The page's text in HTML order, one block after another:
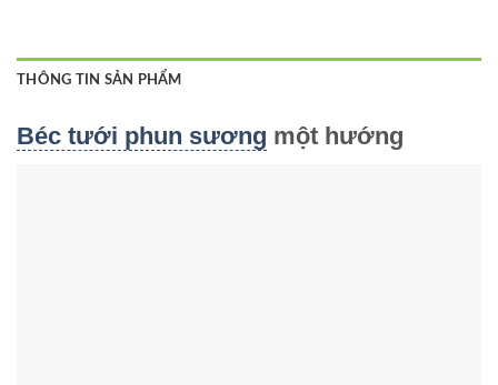
THÔNG TIN SẢN PHẨM
Béc tưới phun sương một hướng